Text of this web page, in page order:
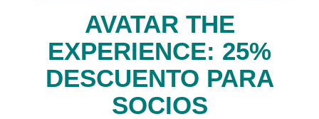
AVATAR THE
EXPERIENCE: 25%
DESCUENTO PARA
SOCIOS